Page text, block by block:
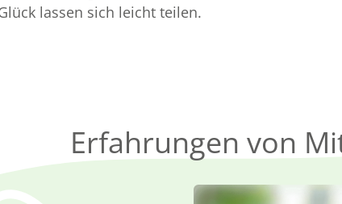
lassen sich leicht teilen.
Erfahrungen von